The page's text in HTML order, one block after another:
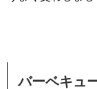
バーベキュ